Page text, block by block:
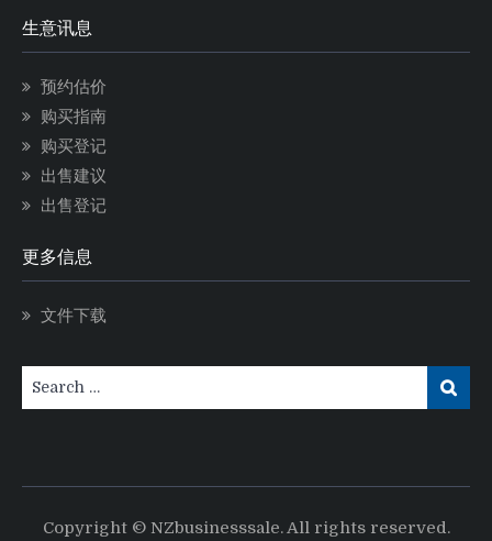
生意讯息
预约估价
购买指南
购买登记
出售建议
出售登记
更多信息
文件下载
Copyright © NZbusinesssale. All rights reserved.